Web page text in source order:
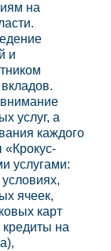
на
и
внимание
услуг, а
каждого
«Крокус-
услугами:
ячеек,
карт
на